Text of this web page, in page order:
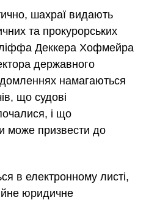
шахраї видають
та прокурорських
Деккера Хофмейра
державного
намагаються
що судові
і що
може призвести до
в електронному листі,
юридичне